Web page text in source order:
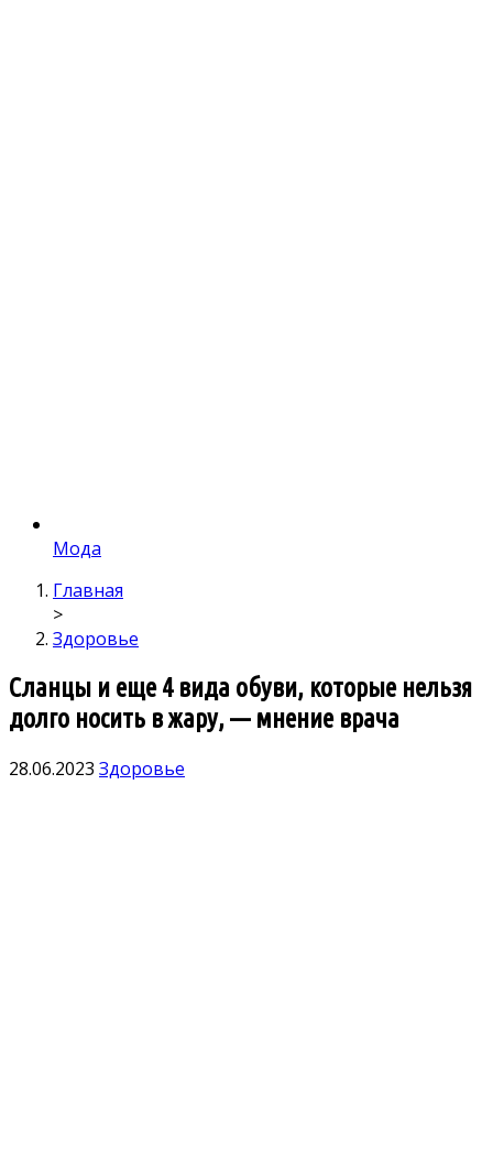
Мода
Главная
>
Здоровье
Сланцы и еще 4 вида обуви, которые нельзя
долго носить в жару, — мнение врача
28.06.2023 Здоровье